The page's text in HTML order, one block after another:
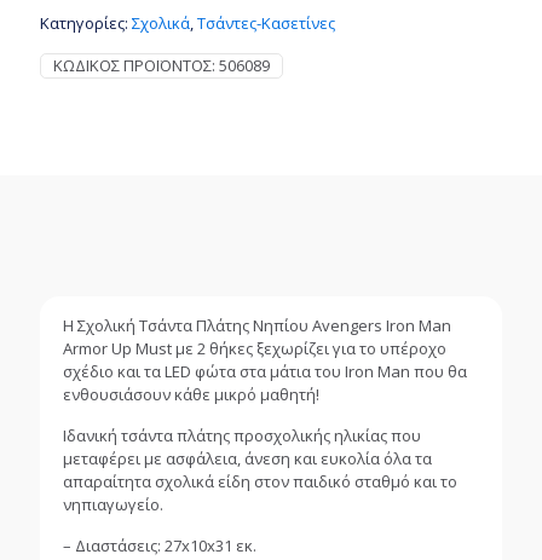
Κατηγορίες: Σχολικά,Τσάντες-Κασετίνες
ΚΩΔΙΚΌΣ ΠΡΟΪΌΝΤΟΣ: 506089
Η Σχολική Τσάντα Πλάτης Νηπίου Avengers Iron Man
Armor Up Must με 2 θήκες ξεχωρίζει για το υπέροχο
σχέδιο και τα LED φώτα στα μάτια του Iron Man που θα
ενθουσιάσουν κάθε μικρό μαθητή!
Ιδανική τσάντα πλάτης προσχολικής ηλικίας που
μεταφέρει με ασφάλεια, άνεση και ευκολία όλα τα
απαραίτητα σχολικά είδη στον παιδικό σταθμό και το
νηπιαγωγείο.
– Διαστάσεις: 27x10x31 εκ.